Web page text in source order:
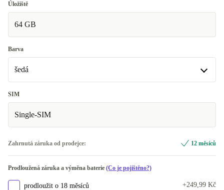
Úložiště
64 GB
Barva
šedá
šedá
růžová
SIM
Single-SIM
Zahrnutá záruka od prodejce: 12 měsíců
Prodloužená záruka a výměna baterie (Co je pojištěno?)
prodloužit o 18 měsíců +249,99 Kč